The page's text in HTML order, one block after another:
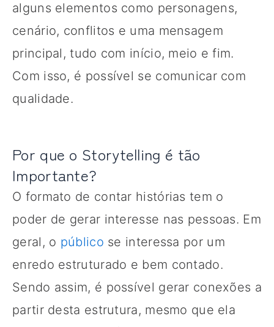
alguns elementos como personagens,
cenário, conflitos e uma mensagem
principal, tudo com início, meio e fim.
Com isso, é possível se comunicar com
qualidade.
Por que o Storytelling é tão
Importante?
O formato de contar histórias tem o
poder de gerar interesse nas pessoas. Em
geral, o público se interessa por um
enredo estruturado e bem contado.
Sendo assim, é possível gerar conexões a
partir desta estrutura, mesmo que ela